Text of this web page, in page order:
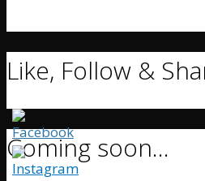
Like, Follow &
Coming soon…